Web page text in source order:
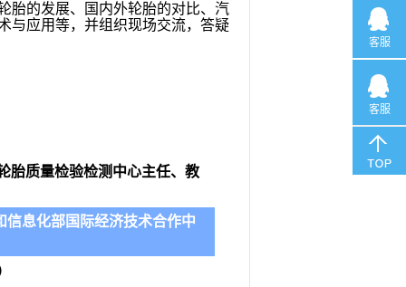
胎的发展、国内外轮胎的对比、汽
与应用等，并组织现场交流，答疑
胎质量检验检测中心主任、 教
信息化部国际经济技术合作中
客服
客服